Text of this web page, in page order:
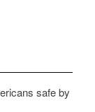
safe by